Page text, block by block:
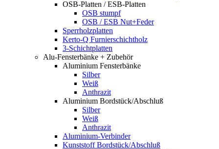
OSB-Platten / ESB-Platten
OSB stumpf
OSB / ESB Nut+Feder
Sperrholzplatten
Kerto-Q Furnierschichtholz
3-Schichtplatten
Alu-Fensterbänke + Zubehör
Aluminium Fensterbänke
Silber
Weiß
Anthrazit
Aluminium Bordstück/Abschluß
Silber
Weiß
Anthrazit
Aluminium-Verbinder
Kunststoff Bordstück/Abschluß